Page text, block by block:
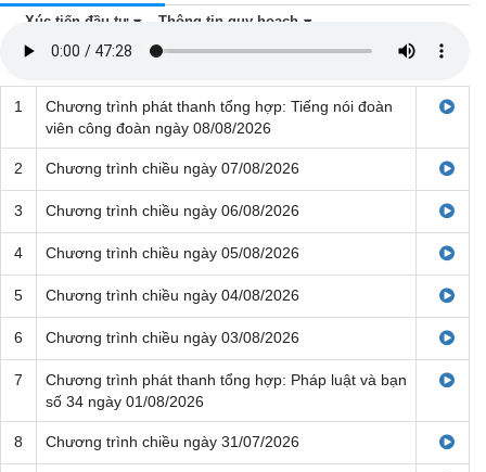
Xúc tiến đầu tư Thông tin quy hoạch
1
Chương trình phát thanh tổng hợp: Tiếng nói đoàn
viên công đoàn ngày 08/08/2026
2 Chương trình chiều ngày 07/08/2026
3 Chương trình chiều ngày 06/08/2026
4 Chương trình chiều ngày 05/08/2026
5 Chương trình chiều ngày 04/08/2026
6 Chương trình chiều ngày 03/08/2026
7
Chương trình phát thanh tổng hợp: Pháp luật và bạn
số 34 ngày 01/08/2026
8 Chương trình chiều ngày 31/07/2026